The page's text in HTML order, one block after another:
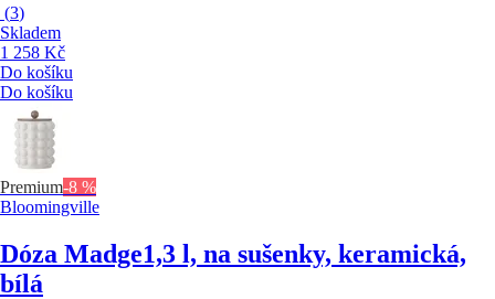
(3)
Skladem
1 258 Kč
Do košíku
Do košíku
Premium-8 %
Bloomingville
Dóza Madge1,3 l, na sušenky, keramická,
bílá